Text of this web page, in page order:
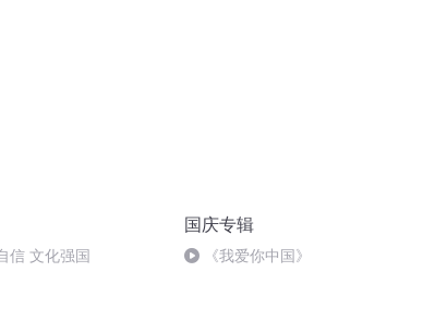
信 文化强国
国庆专辑
《我爱你中国》